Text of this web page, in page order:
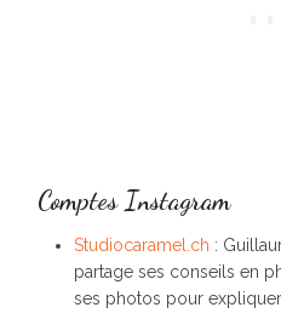
Comptes Instagram
Studiocaramel.ch :
partage ses conseils en
ses photos pour